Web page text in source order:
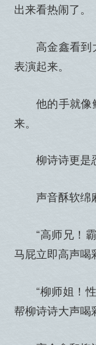
出来看热闹了。
高金鑫看
表演起来。
他的手就像
来。
柳诗诗更是
声音酥软绵
“高师兄！
马屁立即高声喝
“柳师姐！
帮柳诗诗大声喝